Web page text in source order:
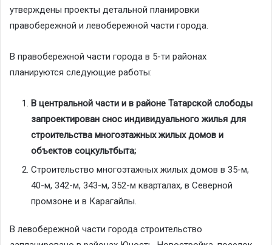
утверждены проекты детальной планировки
правобережной и левобережной части города.
В правобережной части города в 5-ти районах
планируются следующие работы:
В центральной части и в районе Татарской слободы
запроектирован снос индивидуального жилья для
строительства многоэтажных жилых домов и
объектов соцкультбыта;
Строительство многоэтажных жилых домов в 35-м,
40-м, 342-м, 343-м, 352-м кварталах, в Северной
промзоне и в Карагайлы.
В левобережной части города строительство